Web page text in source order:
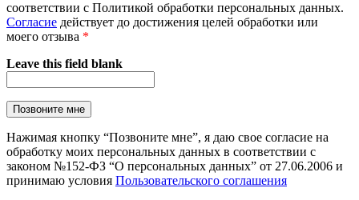
соответствии с Политикой обработки персональных данных.
Согласие действует до достижения целей обработки или
моего отзыва *
Leave this field blank
Нажимая кнопку “Позвоните мне”, я даю свое согласие на
обработку моих персональных данных в соответствии с
законом №152-ФЗ “О персональных данных” от 27.06.2006 и
принимаю условия Пользовательского соглашения